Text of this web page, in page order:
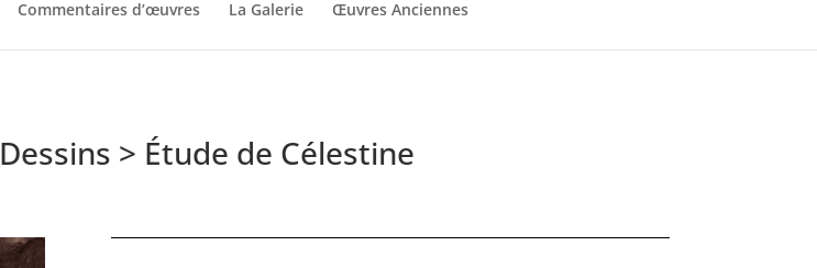
Commentaires d’œuvres La Galerie Œuvres Anciennes
Dessins > Étude de Célestine